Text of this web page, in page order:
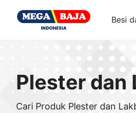
Besi
Plester dan
Cari Produk Plester dan